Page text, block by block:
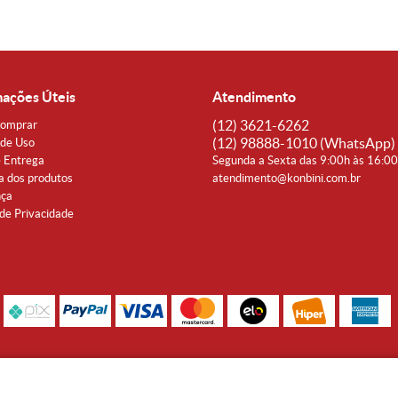
Úteis
Uso
Entrega
dos produtos
Privacidade
Atendimento
(12) 3621-6262
(12) 98888-1010 (WhatsApp)
Segunda a Sexta das 9:00h às
atendimento@konbini.com.br